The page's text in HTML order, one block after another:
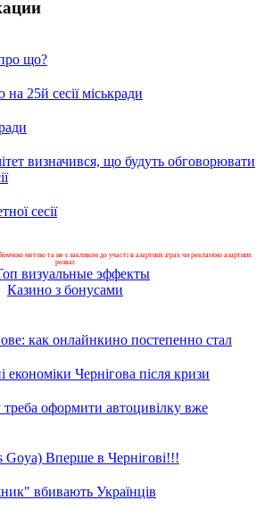
що?
25й сесії міськради
визначився, що будуть обговорювати
сесії
метою та не є закликом до участі в азартних іграх чи рекламою азартних
розваг.
Казино з бонусами
как онлайнкино постепенно стал
економіки Чернігова після кризи
оформити автоцивілку вже
Goya) Вперше в Чернігові!!!
вбивають Українців